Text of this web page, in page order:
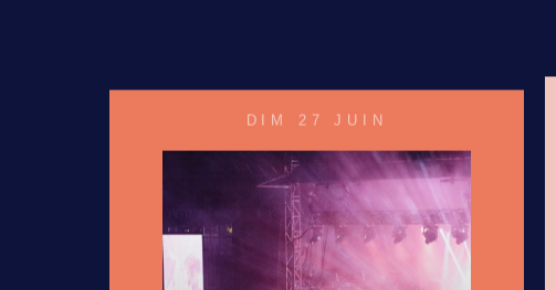
DIM 27 JUIN